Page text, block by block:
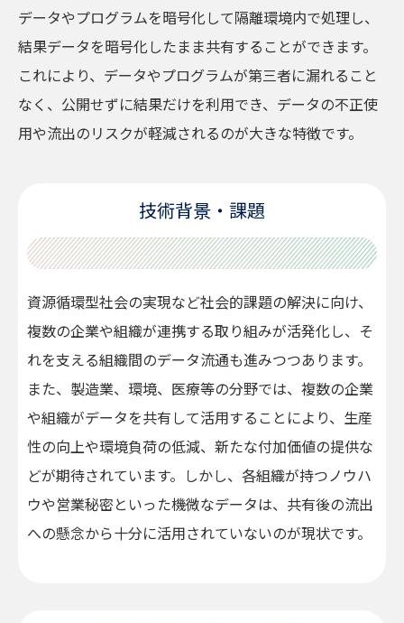
データやプログラムを暗号化して隔離環境内で処理し、
結果データを暗号化したまま共有することができます。
これにより、データやプログラムが第三者に漏れること
なく、公開せずに結果だけを利用でき、データの不正使
用や流出のリスクが軽減されるのが大きな特徴です。
技術背景・課題
資源循環型社会の実現など社会的課題の解決に向け、
複数の企業や組織が連携する取り組みが活発化し、そ
れを支える組織間のデータ流通も進みつつあります。
また、製造業、環境、医療等の分野では、複数の企業
や組織がデータを共有して活用することにより、生産
性の向上や環境負荷の低減、新たな付加価値の提供な
どが期待されています。しかし、各組織が持つノウハ
ウや営業秘密といった機微なデータは、共有後の流出
への懸念から十分に活用されていないのが現状です。